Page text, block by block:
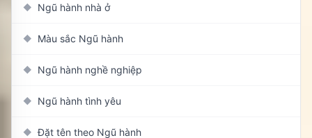
◆ Ngũ hành nhà ở
◆ Màu sắc Ngũ hành
◆ Ngũ hành nghề nghiệp
◆ Ngũ hành tình yêu
◆ Đặt tên theo Ngũ hành